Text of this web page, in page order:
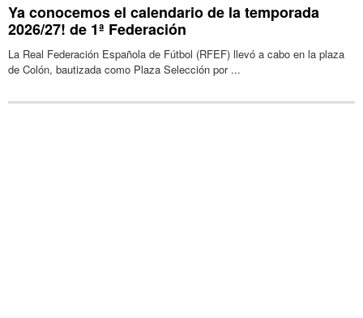
Ya conocemos el calendario de la temporada
2026/27! de 1ª Federación
La Real Federación Española de Fútbol (RFEF) llevó a cabo en la plaza
de Colón, bautizada como Plaza Selección por ...